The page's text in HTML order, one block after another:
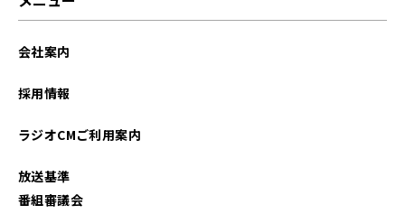
会社案内
採用情報
ラジオCMご利用案内
放送基準
番組審議会